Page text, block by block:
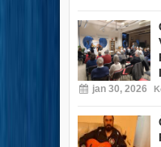
jan 30, 2026